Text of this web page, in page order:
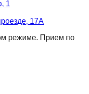
1
17А
режиме. Прием по